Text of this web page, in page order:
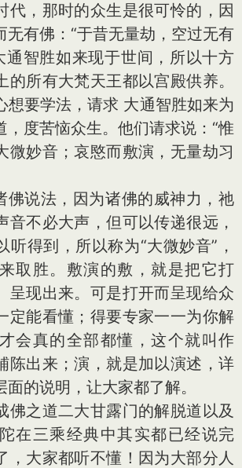
代，那时的众生是很可怜的，因
无有佛：“于昔无量劫，空过无有
通智胜如来现于世间，所以十方
的所有大梵天王都以宫殿供养。
想要学法，请求 大通智胜如来为
，度苦恼众生。他们请求说：“惟
微妙音；哀愍而敷演，无量劫习
佛说法，因为诸佛的威神力，祂
音不必大声，但可以传递很远，
听得到，所以称为“大微妙音”，
取胜。敷演的敷，就是把它打
呈现出来。可是打开而呈现给众
定能看懂；得要专家一一为你解
会真的全部都懂，这个就叫作
陈出来；演，就是加以演述，详
的说明，让大家都了解。
佛之道二大甘露门的解脱道以及
在三乘经典中其实都已经说完
，大家都听不懂！因为大部分人